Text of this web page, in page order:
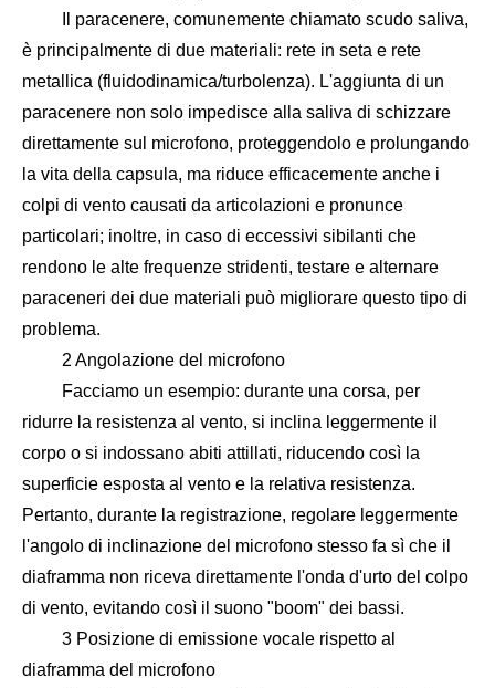
Il paracenere, comunemente chiamato scudo saliva,
è principalmente di due materiali: rete in seta e rete
metallica (fluidodinamica/turbolenza). L'aggiunta di un
paracenere non solo impedisce alla saliva di schizzare
direttamente sul microfono, proteggendolo e prolungando
la vita della capsula, ma riduce efficacemente anche i
colpi di vento causati da articolazioni e pronunce
particolari; inoltre, in caso di eccessivi sibilanti che
rendono le alte frequenze stridenti, testare e alternare
paraceneri dei due materiali può migliorare questo tipo di
problema.
2 Angolazione del microfono
Facciamo un esempio: durante una corsa, per
ridurre la resistenza al vento, si inclina leggermente il
corpo o si indossano abiti attillati, riducendo così la
superficie esposta al vento e la relativa resistenza.
Pertanto, durante la registrazione, regolare leggermente
l'angolo di inclinazione del microfono stesso fa sì che il
diaframma non riceva direttamente l'onda d'urto del colpo
di vento, evitando così il suono "boom" dei bassi.
3 Posizione di emissione vocale rispetto al
diaframma del microfono